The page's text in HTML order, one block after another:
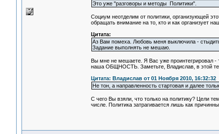
Это уже "разговоры и методы Политики".
Социум неотделим от политики, организующей
обращать внимание на то, кто и как организует
Цитата:
Аз Вам помеха. Любовь меня выключила -
Задание выполнять не мешаю.
Вы мне не мешаете. Я Вас уже проинтегрировал -
наша ОБЩНОСТЬ. Заметьте, Владислав, в этой
Цитата: Владислав от 01 Ноября 2010, 16:32:32
Не тон, а направленность стартовая и далее
С чего Вы взяли, что только на политику? Цели
числе. Политика затрагивается лишь как